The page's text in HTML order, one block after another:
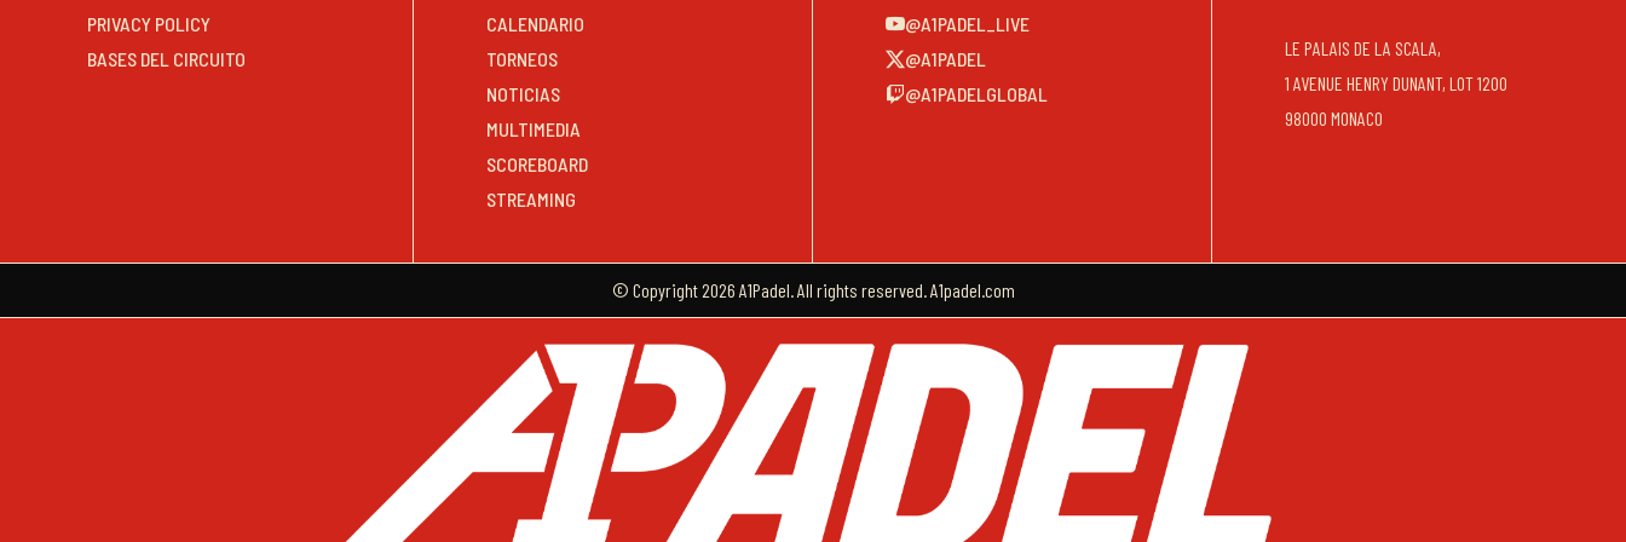
PRIVACY POLICY
BASES DEL CIRCUITO
CALENDARIO
TORNEOS
NOTICIAS
MULTIMEDIA
SCOREBOARD
STREAMING
@A1PADEL_LIVE
@A1PADEL
@A1PADELGLOBAL
LE PALAIS DE LA SCALA,
1 AVENUE HENRY DUNANT, LOT 1200
98000 MONACO
© Copyright 2026 A1Padel. All rights reserved. A1padel.com